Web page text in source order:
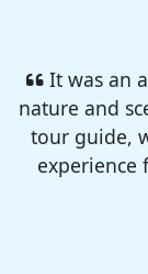
I enjoyed
That was
was so nice